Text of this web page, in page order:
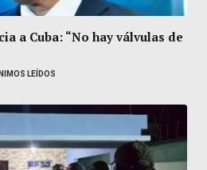
a Cuba: “No hay válvulas de
LEÍDOS